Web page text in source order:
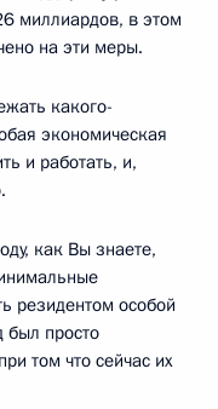
миллиардов, в этом
на эти меры.
какого-
экономическая
и работать, и,
как Вы знаете,
резидентом особой
просто
том что сейчас их